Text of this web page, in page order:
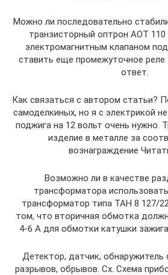
Можно ли последовательно
транзисторный оптрон АОТ 110
электромагнитным клапаном
ставить еще промежуточное реле
ответ.
Как связаться с автором статьи?
самоделкиных, но я с электрикой
поджига на 12 вольт очень нужно.
изделие в металле за
вознаграждение
Возможно ли в качестве
трансформатора
трансформатор типа ТАН 8 127/
том, что вторичная обмотка
4-6 А для обмотки катушки
Детектор, датчик, обнаружитель
разрывов, обрывов. Сх. Схема